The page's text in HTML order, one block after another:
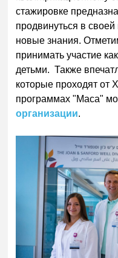
стажировке
продвинуться в
новые знания.
принимать участие
детьми. Также
которые проходят
программах "Маса"
организации.